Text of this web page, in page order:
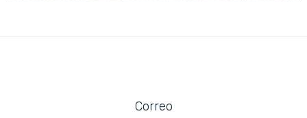
Correo